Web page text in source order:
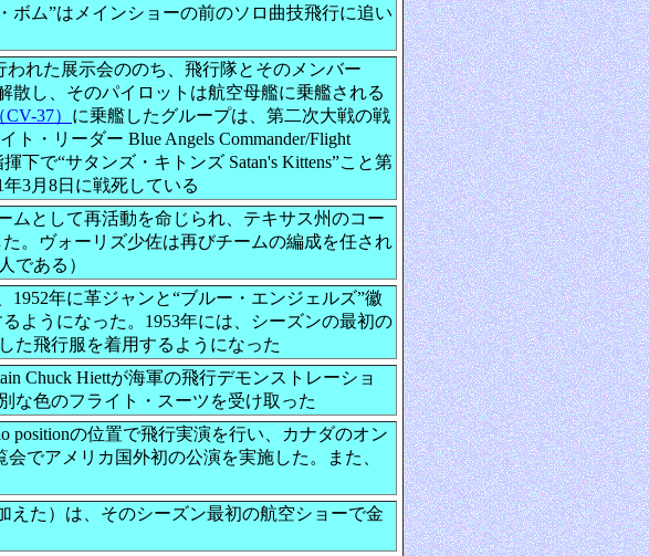
ボム”はメインショーの前のソロ曲技飛行に追い
れた展示会ののち、飛行隊とそのメンバー
散し、そのパイロットは航空母艦に乗艦される
37） に乗艦したグループは、第二次大戦の戦
・リーダー Blue Angels Commander/Flight
下で“サタンズ・キトンズ Satan's Kittens”こと第
年3月8日に戦死している
ムとして再活動を命じられ、テキサス州のコー
。ヴォーリズ少佐は再びチームの編成を任され
である）
年に革ジャンと“ブルー・エンジェルズ”徽
ようになった。1953年には、シーズンの最初の
た飛行服を着用するようになった
Chuck Hiettが海軍の飛行デモンストレーショ
な色のフライト・スーツを受け取った
positionの位置で飛行実演を行い、カナダのオン
でアメリカ国外初の公演を実施した。また、
えた）は、そのシーズン最初の航空ショーで金